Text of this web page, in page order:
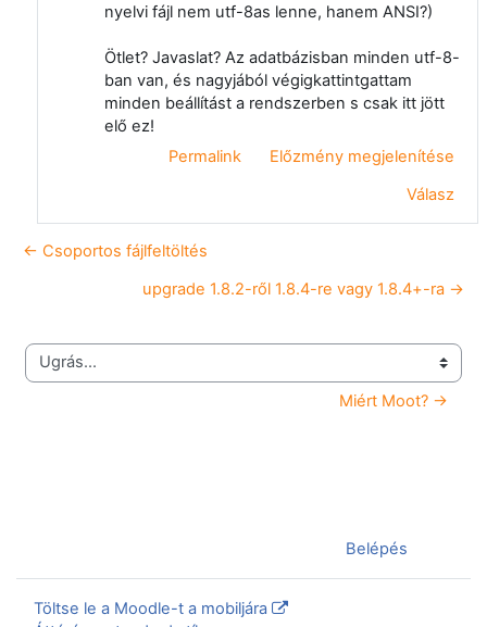
nyelvi fájl nem utf-8as lenne, hanem ANSI?)
Ötlet? Javaslat? Az adatbázisban minden utf-8-
ban van, és nagyjából végigkattintgattam
minden beállítást a rendszerben s csak itt jött
elő ez!
Permalink
Előzmény megjelenítése
Válasz
← Csoportos fájlfeltöltés
upgrade 1.8.2-ről 1.8.4-re vagy 1.8.4+-ra →
Ugrás...
Miért Moot? →
Belépés
Töltse le a Moodle-t a mobiljára